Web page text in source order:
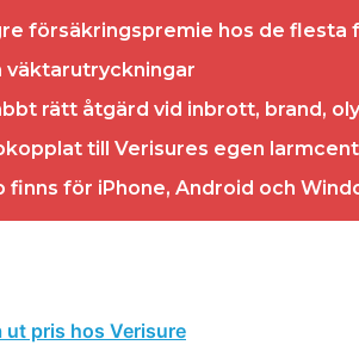
försäkringspremie hos de flesta
väktarutryckningar
rätt åtgärd vid inbrott, brand,
till Verisures egen
finns för iPhone, Android och
ut pris hos Verisure